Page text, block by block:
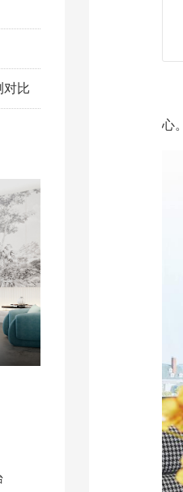
对比
心